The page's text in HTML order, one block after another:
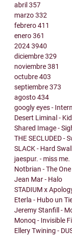
abril357
marzo332
febrero411
enero361
20243940
diciembre329
noviembre381
octubre403
septiembre373
agosto434
googly eyes -
Desert Liminal -
Shared Image -
THE SECLUDED -
SLACK - Hard
jaespur. - miss me.
Notbrian - The One
Jean Mar - Halo
STADIUM x
Eterla - Hubo un
Jeremy Stanfill -
Monoq - Invisible
Ellery Twining -